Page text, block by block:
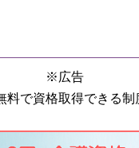
※広告
料で資格取得できる制